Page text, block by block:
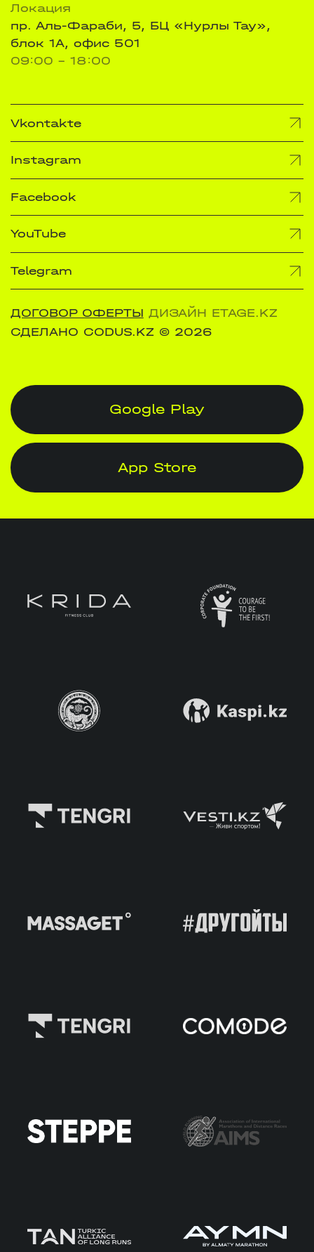
Локация
пр. Аль-Фараби, 5, БЦ «Нурлы Тау»,
блок 1А, офис 501
09:00 - 18:00
Vkontakte
Instagram
Facebook
YouTube
Telegram
ДОГОВОР ОФЕРТЫ ДИЗАЙН ETAGE.KZ
СДЕЛАНО CODUS.KZ © 2026
Google Play
App Store